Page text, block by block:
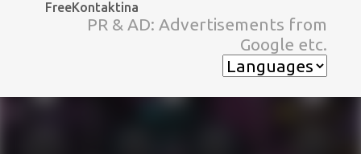
スキップしてメイン コンテンツに移動
FreeKontaktina
PR & AD: Advertisements from
Google etc.